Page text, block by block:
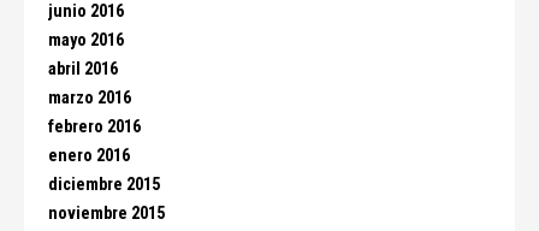
junio 2016
mayo 2016
abril 2016
marzo 2016
febrero 2016
enero 2016
diciembre 2015
noviembre 2015